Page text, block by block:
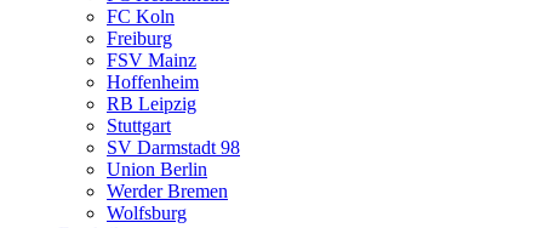
FC Koln
Freiburg
FSV Mainz
Hoffenheim
RB Leipzig
Stuttgart
SV Darmstadt 98
Union Berlin
Werder Bremen
Wolfsburg